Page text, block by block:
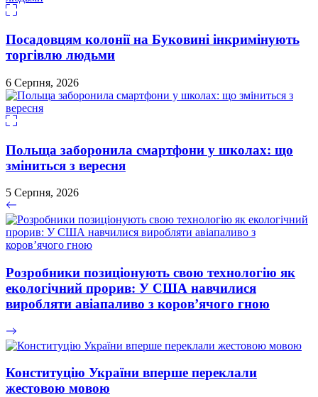
Посадовцям колонії на Буковині інкримінують
торгівлю людьми
6 Серпня, 2026
Польща заборонила смартфони у школах: що
зміниться з вересня
5 Серпня, 2026
Розробники позиціонують свою технологію як
екологічний прорив: У США навчилися
виробляти авіапаливо з коров’ячого гною
Конституцію України вперше переклали
жестовою мовою